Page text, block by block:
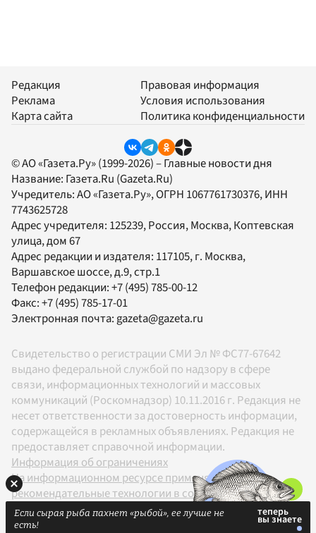
Редакция
Реклама
Карта сайта
Правовая информация
Условия использования
Политика конфиденциальности
© АО «Газета.Ру» (1999-2026) – Главные новости дня
Название: Газета.Ru (Gazeta.Ru)
Учредитель:АО «Газета.Ру», ОГРН 1067761730376, ИНН
7743625728
Адрес учредителя: 125239, Россия, Москва, Коптевская
улица, дом 67
Адрес редакции и издателя: 117105, г. Москва,
Варшавское шоссе, д.9, стр.1
Телефон редакции:+7 (495) 785-00-12
Факс:+7 (495) 785-17-01
Электронная почта: gazeta@gazeta.ru
Свидетельство о регистрации СМИ Эл № ФС77-67642
выдано федеральной службой по надзору в сфере
связи, информационных технологий и массовых
коммуникаций (Роскомнадзор) 10.11.2016 г. Редакция не
несет ответственности за достоверность информации,
содержащейся в рекламных объявлениях. Редакция не
предоставляет справочной информации.
Информация об ограничениях
На информационном ресурсе применяются
рекомендательные технологии в соответствии с
Правилами
Если сырая рыба пахнет «рыбой», ее лучше не
есть!